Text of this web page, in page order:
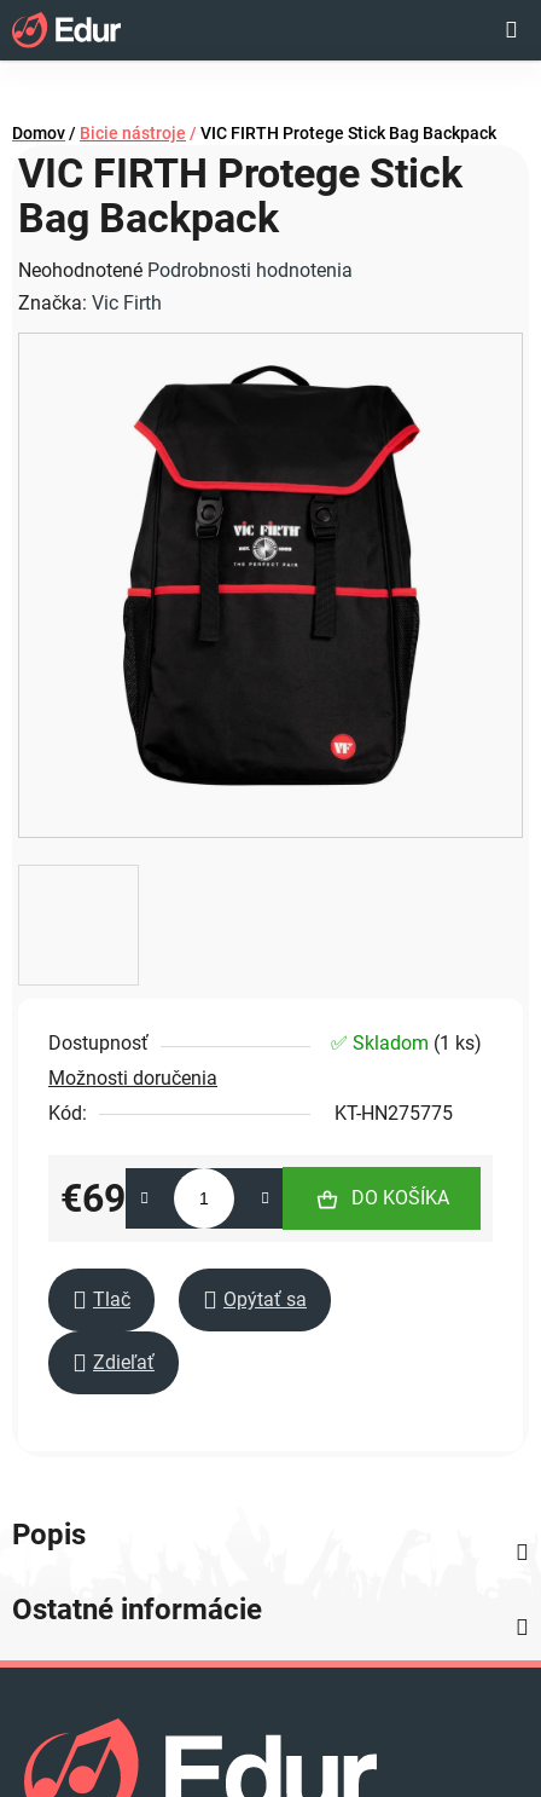
Prejsť
na
obsah
KOŠÍK
Domov/ Bicie nástroje / VIC FIRTH Protege Stick Bag Backpack
Dostupnosť ✅ Skladom (1 ks)
Možnosti doručenia
Kód:
KT-HN275775
€69
Jednotková cena:
DO KOŠÍKA
Tlač Opýtať sa
Zdieľať
VIC FIRTH Protege Stick
Bag Backpack
Priemerné
hodnotenie
produktu
Neohodnotené Podrobnosti hodnotenia
Značka: Vic Firth
Popis
Ostatné informácie